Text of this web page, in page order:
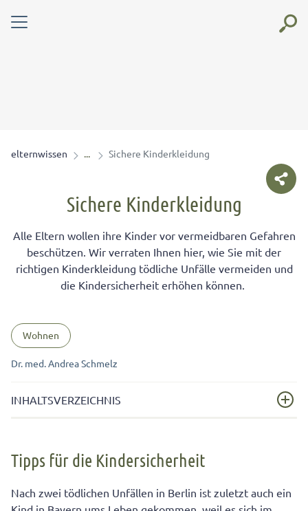
elternwissen Sichere Kinderkleidung
Sichere Kinderkleidung
Alle Eltern wollen ihre Kinder vor vermeidbaren Gefahren
beschützen. Wir verraten Ihnen hier, wie Sie mit der
richtigen Kinderkleidung tödliche Unfälle vermeiden und
die Kindersicherheit erhöhen können.
Wohnen
Dr. med. Andrea Schmelz
INHALTSVERZEICHNIS
So erhöhen Sie die Kindersicherheit
Gefahren vermeiden bei der Kinderkleidung
Tipps für die Kindersicherheit
Nach zwei tödlichen Unfällen in Berlin ist zuletzt auch ein